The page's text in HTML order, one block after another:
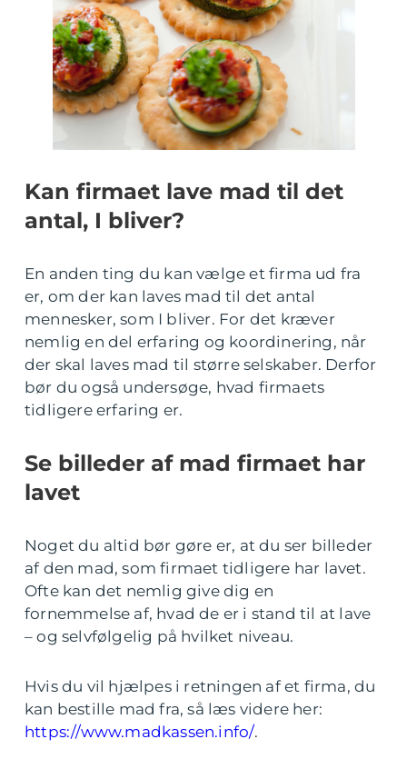
Kan firmaet lave mad til det
antal, I bliver?
En anden ting du kan vælge et firma ud fra
er, om der kan laves mad til det antal
mennesker, som I bliver. For det kræver
nemlig en del erfaring og koordinering, når
der skal laves mad til større selskaber. Derfor
bør du også undersøge, hvad firmaets
tidligere erfaring er.
Se billeder af mad firmaet har
lavet
Noget du altid bør gøre er, at du ser billeder
af den mad, som firmaet tidligere har lavet.
Ofte kan det nemlig give dig en
fornemmelse af, hvad de er i stand til at lave
– og selvfølgelig på hvilket niveau.
Hvis du vil hjælpes i retningen af et firma, du
kan bestille mad fra, så læs videre her:
https://www.madkassen.info/.